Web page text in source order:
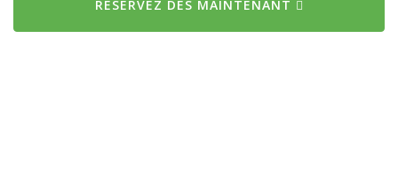
RÉSERVEZ DÈS MAINTENANT